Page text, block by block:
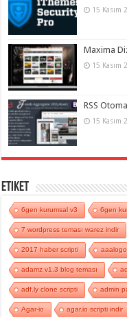
15 Kasım
Maxima
15 Kasım
RSS
15 Kasım
Etiket
6gen kurumsal v3 6gen
7 wordpress teması warez indir
2017 haber scripti
adamz v1.3 blog teması
adf.ly clone scripti admin
Agar-io agar.io scripti indir